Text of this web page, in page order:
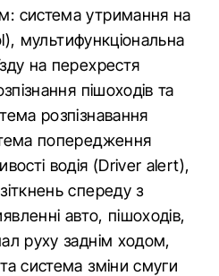
система утримання на
мультифункціональна
на перехрестя
пішоходів та
розпізнавання
попередження
водія (Driver alert),
спереду з
авто, пішоходів,
руху заднім ходом,
система зміни смуги